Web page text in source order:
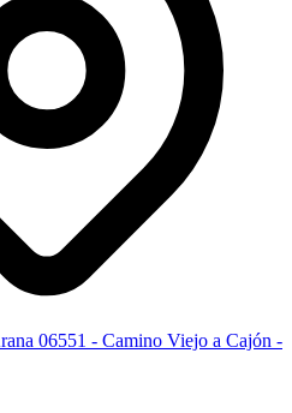
06551 - Camino Viejo a Cajón -